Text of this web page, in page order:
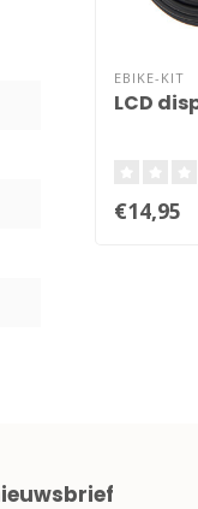
EBIKE-KIT
LCD
€14,95